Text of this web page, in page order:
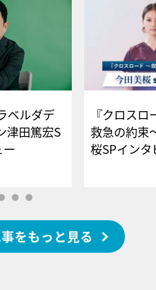
ベルダデ
津田篤宏S
ュー
『クロス
救急の約束
桜SPイ
をもっと見る